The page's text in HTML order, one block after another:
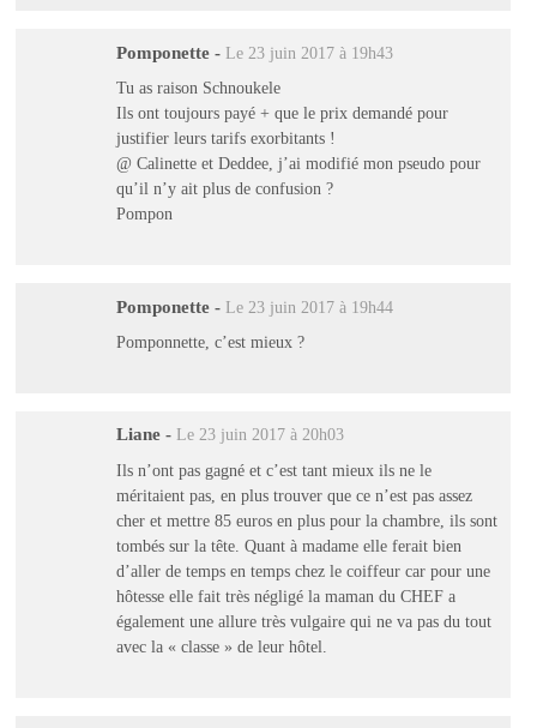
Pomponette - Le 23 juin 2017 à 19h43
Tu as raison Schnoukele
Ils ont toujours payé + que le prix demandé pour
justifier leurs tarifs exorbitants !
@ Calinette et Deddee, j’ai modifié mon pseudo pour
qu’il n’y ait plus de confusion ?
Pompon
Pomponette - Le 23 juin 2017 à 19h44
Pomponnette, c’est mieux ?
Liane - Le 23 juin 2017 à 20h03
Ils n’ont pas gagné et c’est tant mieux ils ne le
méritaient pas, en plus trouver que ce n’est pas assez
cher et mettre 85 euros en plus pour la chambre, ils sont
tombés sur la tête. Quant à madame elle ferait bien
d’aller de temps en temps chez le coiffeur car pour une
hôtesse elle fait très négligé la maman du CHEF a
également une allure très vulgaire qui ne va pas du tout
avec la « classe » de leur hôtel.